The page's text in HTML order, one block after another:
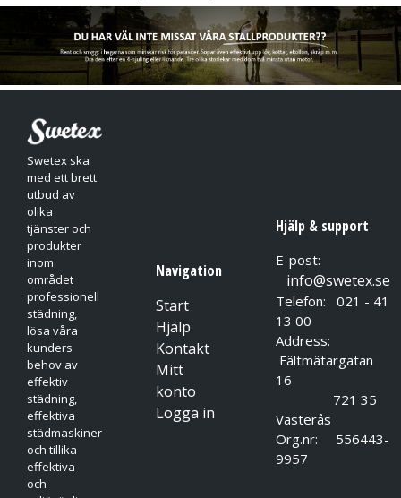
Swetex ska
med ett brett
utbud av
olika
tjänster och
produkter
inom
området
professionell
städning,
lösa våra
kunders
behov av
effektiv
städning,
effektiva
städmaskiner
och tillika
effektiva
och
Navigation
Start
Hjälp
Kontakt
Mitt
konto
Logga in
Hjälp & support
E-post:
info@swetex.se
Telefon: 021 - 41
13 00
Address:
Fältmätargatan
16
721 35
Västerås
Org.nr: 556443-
9957